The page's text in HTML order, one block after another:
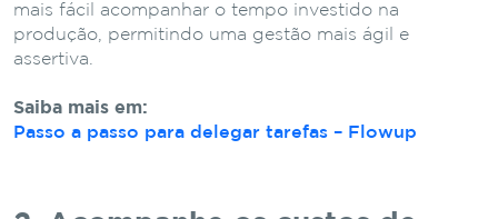
mais fácil acompanhar o tempo investido na
produção, permitindo uma gestão mais ágil e
assertiva.
Saiba mais em:
Passo a passo para delegar tarefas – Flowup